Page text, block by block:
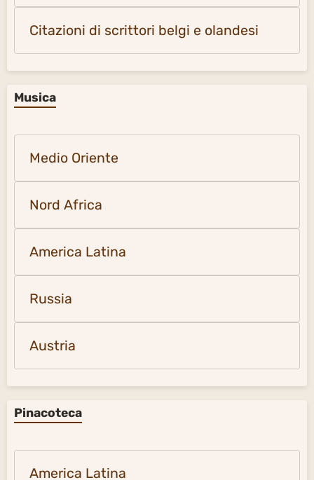
Citazioni di scrittori belgi e olandesi
Musica
Medio Oriente
Nord Africa
America Latina
Russia
Austria
Pinacoteca
America Latina